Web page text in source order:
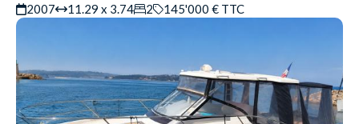
2007 11.29 x 3.74 2 145'000 € TTC